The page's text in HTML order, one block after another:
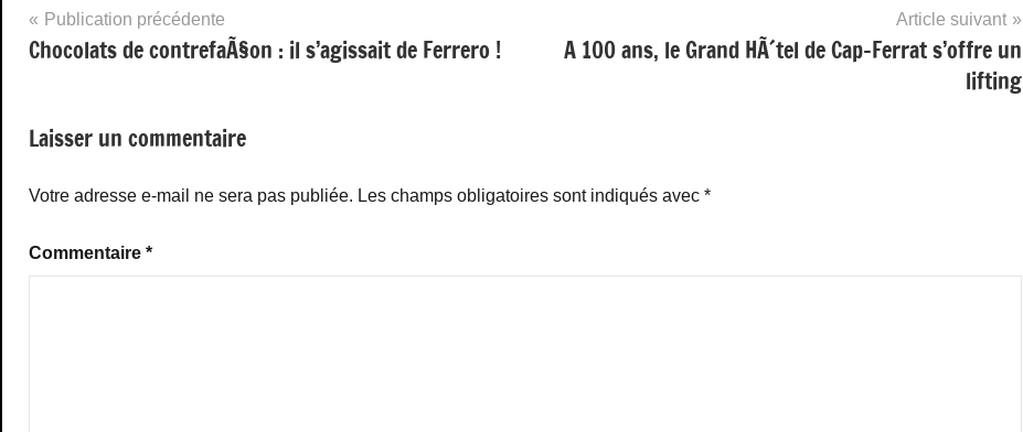
Navigation
de
Publication précédente
Chocolats de contrefaÃ§on : il s’agissait de Ferrero !
Article suivant
A 100 ans, le Grand HÃ´tel de Cap-Ferrat s’offre un
lifting
Laisser un commentaire
Votre adresse e-mail ne sera pas publiée. Les champs obligatoires sont indiqués avec *
Commentaire *